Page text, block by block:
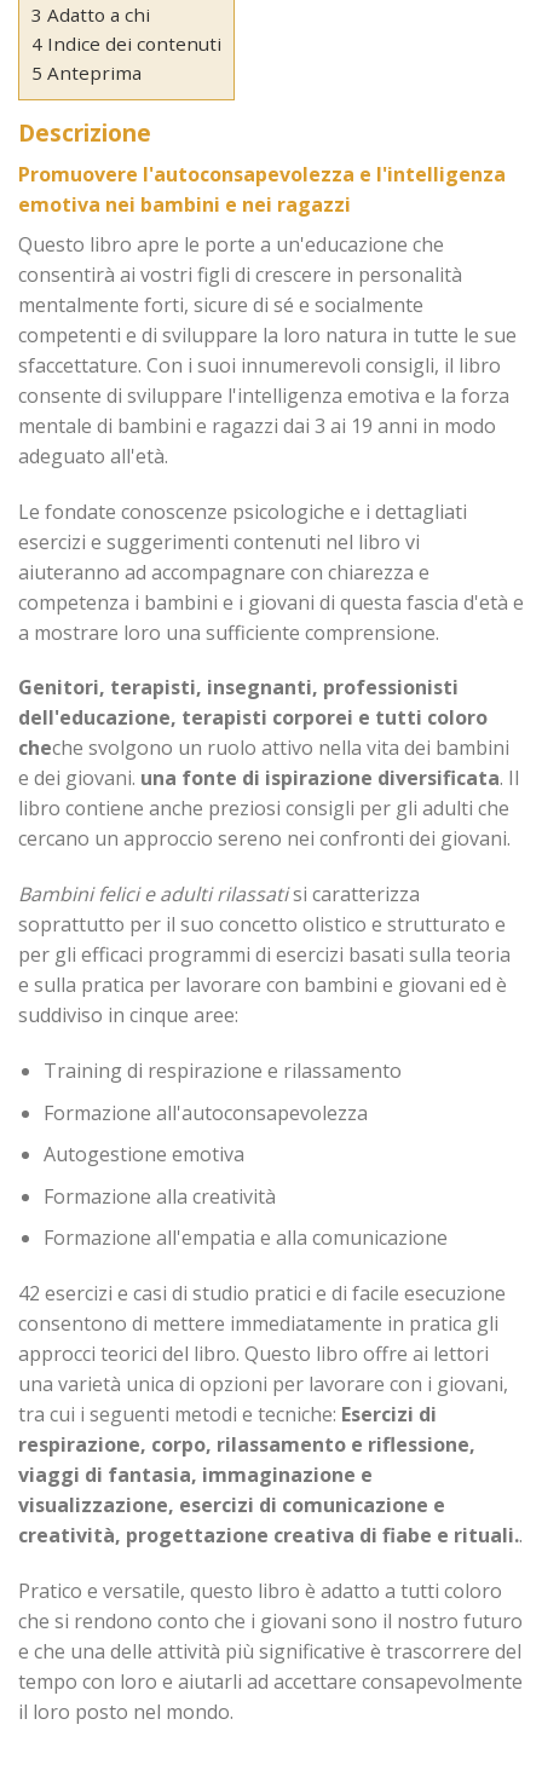
3 Adatto a chi
4 Indice dei contenuti
5 Anteprima
Descrizione
Promuovere l'autoconsapevolezza e l'intelligenza
emotiva nei bambini e nei ragazzi
Questo libro apre le porte a un'educazione che
consentirà ai vostri figli di crescere in personalità
mentalmente forti, sicure di sé e socialmente
competenti e di sviluppare la loro natura in tutte le sue
sfaccettature. Con i suoi innumerevoli consigli, il libro
consente di sviluppare l'intelligenza emotiva e la forza
mentale di bambini e ragazzi dai 3 ai 19 anni in modo
adeguato all'età.
Le fondate conoscenze psicologiche e i dettagliati
esercizi e suggerimenti contenuti nel libro vi
aiuteranno ad accompagnare con chiarezza e
competenza i bambini e i giovani di questa fascia d'età e
a mostrare loro una sufficiente comprensione.
Genitori, terapisti, insegnanti, professionisti
dell'educazione, terapisti corporei e tutti coloro
cheche svolgono un ruolo attivo nella vita dei bambini
e dei giovani. una fonte di ispirazione diversificata. Il
libro contiene anche preziosi consigli per gli adulti che
cercano un approccio sereno nei confronti dei giovani.
Bambini felici e adulti rilassatisi caratterizza
soprattutto per il suo concetto olistico e strutturato e
per gli efficaci programmi di esercizi basati sulla teoria
e sulla pratica per lavorare con bambini e giovani ed è
suddiviso in cinque aree:
Training di respirazione e rilassamento
Formazione all'autoconsapevolezza
Autogestione emotiva
Formazione alla creatività
Formazione all'empatia e alla comunicazione
42 esercizi e casi di studio pratici e di facile esecuzione
consentono di mettere immediatamente in pratica gli
approcci teorici del libro. Questo libro offre ai lettori
una varietà unica di opzioni per lavorare con i giovani,
tra cui i seguenti metodi e tecniche: Esercizi di
respirazione, corpo, rilassamento e riflessione,
viaggi di fantasia, immaginazione e
visualizzazione, esercizi di comunicazione e
creatività, progettazione creativa di fiabe e rituali..
Pratico e versatile, questo libro è adatto a tutti coloro
che si rendono conto che i giovani sono il nostro futuro
e che una delle attività più significative è trascorrere del
tempo con loro e aiutarli ad accettare consapevolmente
il loro posto nel mondo.